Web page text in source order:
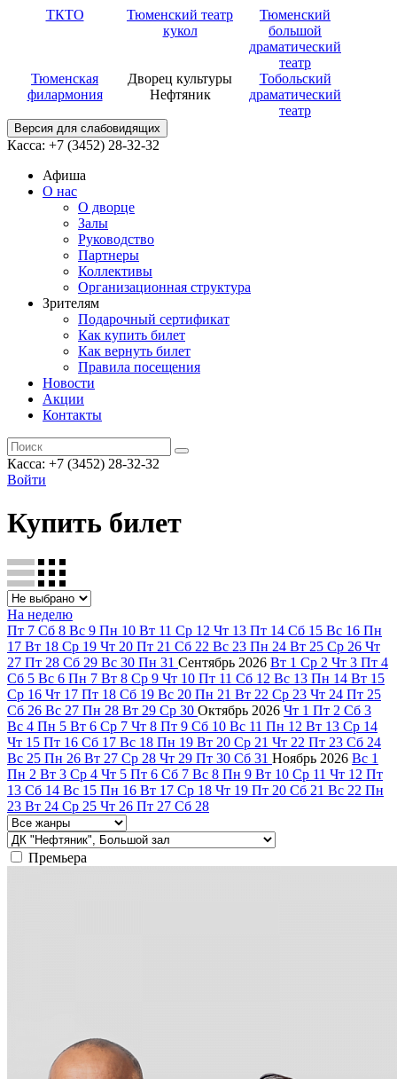
ТКТО
Тюменский театр
кукол
Тюменский
большой
драматический
театр
Тюменская
филармония
Дворец культуры
Нефтяник
Тобольский
драматический
театр
Версия для слабовидящих
Касса: +7 (3452) 28-32-32
Афиша
О нас
О дворце
Залы
Руководство
Партнеры
Коллективы
Организационная структура
Зрителям
Подарочный сертификат
Как купить билет
Как вернуть билет
Правила посещения
Новости
Акции
Контакты
Касса: +7 (3452) 28-32-32
Войти
Купить билет
На неделю
Пт 7 Сб 8 Вс 9 Пн 10 Вт 11 Ср 12 Чт 13 Пт 14 Сб 15 Вс 16 Пн
17 Вт 18 Ср 19 Чт 20 Пт 21 Сб 22 Вс 23 Пн 24 Вт 25 Ср 26 Чт
27 Пт 28 Сб 29 Вс 30 Пн 31 Сентябрь 2026 Вт 1 Ср 2 Чт 3 Пт 4
Сб 5 Вс 6 Пн 7 Вт 8 Ср 9 Чт 10 Пт 11 Сб 12 Вс 13 Пн 14 Вт 15
Ср 16 Чт 17 Пт 18 Сб 19 Вс 20 Пн 21 Вт 22 Ср 23 Чт 24 Пт 25
Сб 26 Вс 27 Пн 28 Вт 29 Ср 30 Октябрь 2026 Чт 1 Пт 2 Сб 3
Вс 4 Пн 5 Вт 6 Ср 7 Чт 8 Пт 9 Сб 10 Вс 11 Пн 12 Вт 13 Ср 14
Чт 15 Пт 16 Сб 17 Вс 18 Пн 19 Вт 20 Ср 21 Чт 22 Пт 23 Сб 24
Вс 25 Пн 26 Вт 27 Ср 28 Чт 29 Пт 30 Сб 31 Ноябрь 2026 Вс 1
Пн 2 Вт 3 Ср 4 Чт 5 Пт 6 Сб 7 Вс 8 Пн 9 Вт 10 Ср 11 Чт 12 Пт
13 Сб 14 Вс 15 Пн 16 Вт 17 Ср 18 Чт 19 Пт 20 Сб 21 Вс 22 Пн
23 Вт 24 Ср 25 Чт 26 Пт 27 Сб 28
Премьера